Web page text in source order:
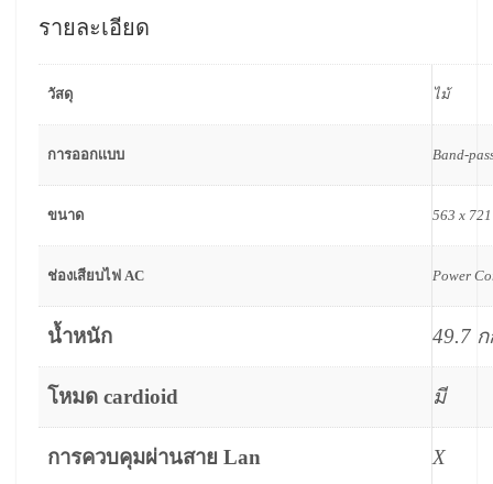
รายละเอียด
วัสดุ ไม้
การออกเเบบ Band-
ขนาด 563 x
ช่องเสียบไฟ AC Power
น้ำหนัก 49.7
โหมด cardioid มี
การควบคุมผ่านสาย Lan X